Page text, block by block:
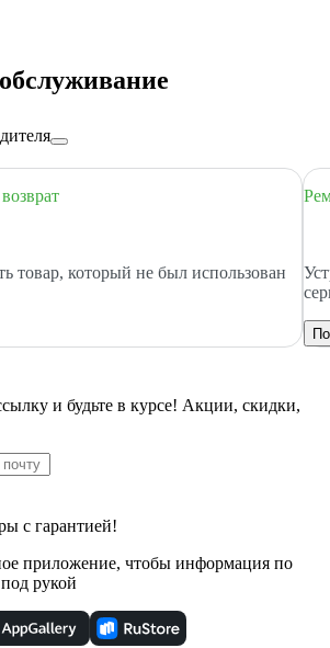
товар, который не был использован
и будьте в курсе! Акции, скидки,
с гарантией!
приложение, чтобы информация по
рукой